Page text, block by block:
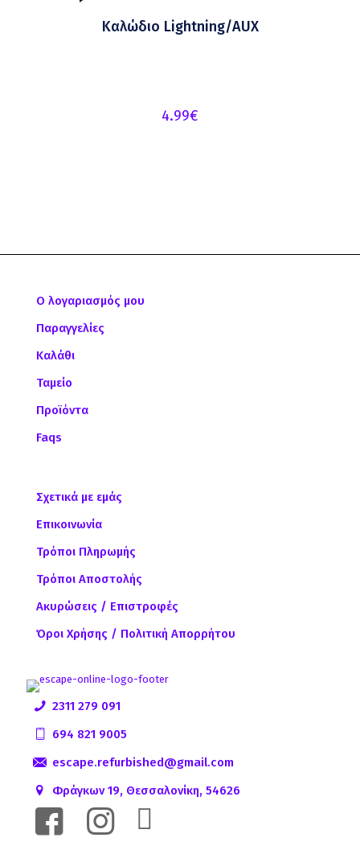
Καλώδιο Lightning/AUX
4.99€
Ο λογαριασμός μου
Παραγγελίες
Καλάθι
Ταμείο
Προϊόντα
Faqs
Σχετικά με εμάς
Επικοινωνία
Τρόποι Πληρωμής
Τρόποι Αποστολής
Ακυρώσεις / Επιστροφές
Όροι Χρήσης / Πολιτική Απορρήτου
2311 279 091
694 821 9005
escape.refurbished@gmail.com
Φράγκων 19, Θεσσαλονίκη, 54626